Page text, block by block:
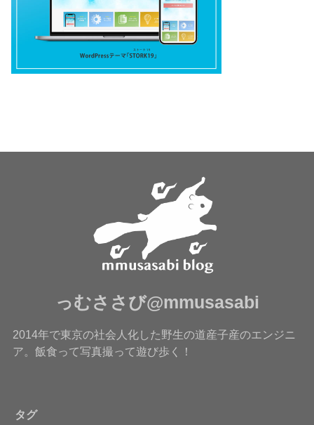
っむささび@mmusasabi
2014年で東京の社会人化した野生の道産子産のエンジニ
ア。飯食って写真撮って遊び歩く！
タグ